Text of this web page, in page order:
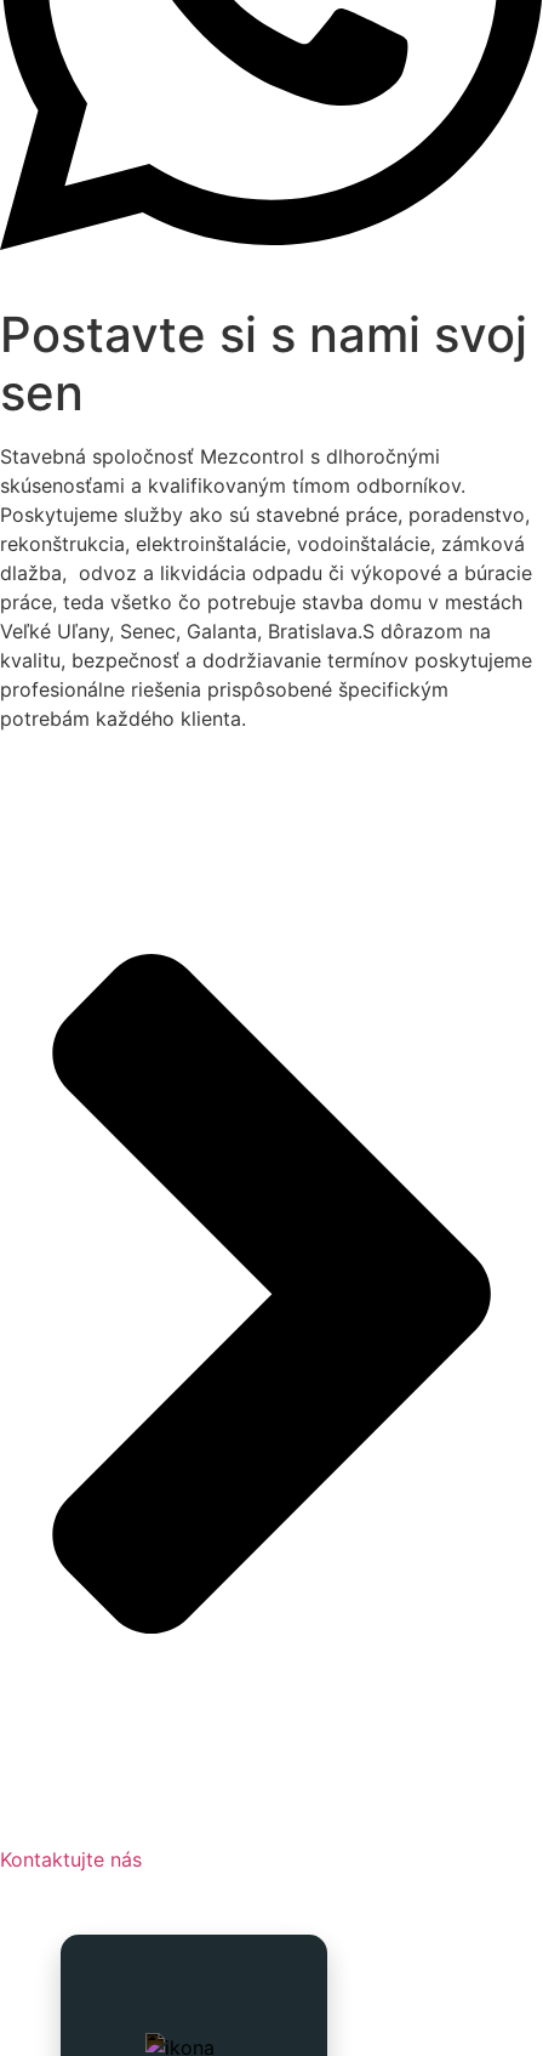
Postavte si s nami svoj
sen
Stavebná spoločnosť Mezcontrol s dlhoročnými
skúsenosťami a kvalifikovaným tímom odborníkov.
Poskytujeme služby ako sú stavebné práce, poradenstvo,
rekonštrukcia, elektroinštalácie, vodoinštalácie, zámková
dlažba, odvoz a likvidácia odpadu či výkopové a búracie
práce, teda všetko čo potrebuje stavba domu v mestách
Veľké Uľany, Senec, Galanta, Bratislava.S dôrazom na
kvalitu, bezpečnosť a dodržiavanie termínov poskytujeme
profesionálne riešenia prispôsobené špecifickým
potrebám každého klienta.
Kontaktujte nás